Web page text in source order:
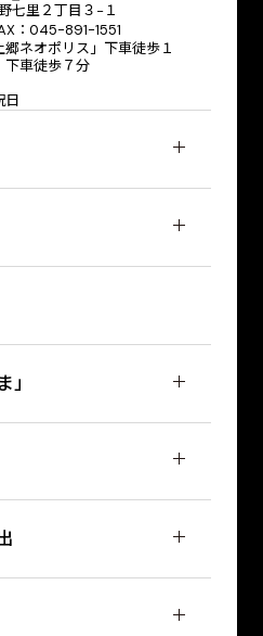
里２丁目３−１
：045-891-1551
ネオポリス」下車徒歩１
車徒歩７分
日